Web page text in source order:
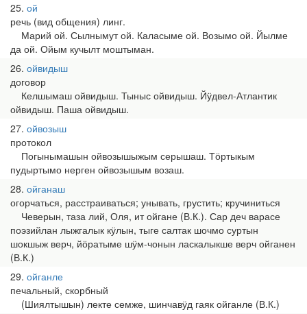
25 ой
речь (вид общения) линг.
Марий ой. Сылнымут ой. Каласыме ой. Возымо ой. Йылме
да ой. Ойым кучылт моштыман.
26 ойвидыш
договор
Келшымаш ойвидыш. Тыныс ойвидыш. Йӱдвел-Атлантик
ойвидыш. Паша ойвидыш.
27 ойвозыш
протокол
Погынымашын ойвозышыжым серышаш. Тӧртыкым
пудыртымо нерген ойвозышым возаш.
28 ойганаш
огорчаться, расстраиваться; унывать, грустить; кручиниться
Чеверын, таза лий, Оля, ит ойгане (В.К.). Сар деч варасе
поэзийлан лыжгалык кӱлын, тыге салтак шочмо суртын
шокшыж верч, йӧратыме шӱм-чонын ласкалыкше верч ойганен
(В.К.)
29 ойганле
печальный, скорбный
(Шиялтышын) лекте семже, шинчавӱд гаяк ойганле (В.К.)